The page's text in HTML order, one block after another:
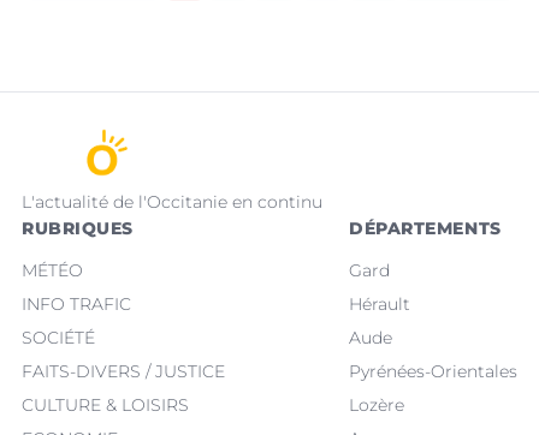
L'actualité de l'Occitanie en continu
RUBRIQUES
MÉTÉO
INFO TRAFIC
SOCIÉTÉ
FAITS-DIVERS / JUSTICE
CULTURE & LOISIRS
DÉPARTEMENTS
Gard
Hérault
Aude
Pyrénées-Orientales
Lozère